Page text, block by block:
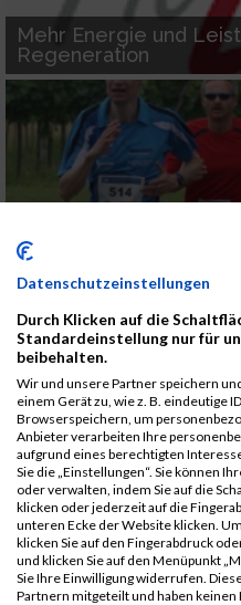
Mehr Energie und
Regeneration
Bilder vom
Positives Denken:
Gedanken
Datenschutzeinstellungen
Durch Klicken auf die
Standardeinstellung nur für
beibehalten.
Wir und unsere Partner speichern
einem Gerät zu, wie z. B. eindeutige
Browserspeichern, um
Anbieter verarbeiten Ihre
aufgrund eines berechtigten
Sie die „Einstellungen“. Sie können
oder verwalten, indem Sie auf die
klicken oder jederzeit auf die
unteren Ecke der Website klicken.
klicken Sie auf den Fingerabdruck
und klicken Sie auf den Menüpunkt
Sie Ihre Einwilligung widerrufen.
Partnern mitgeteilt und haben keinen